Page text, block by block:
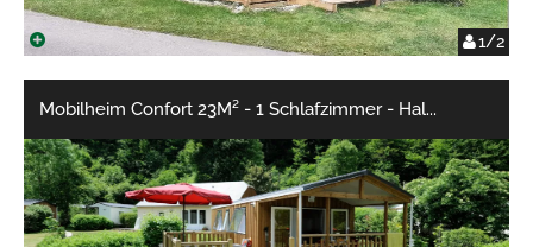
1/2
Mobilheim Confort 23M² - 1 Schlafzimmer - Hal...